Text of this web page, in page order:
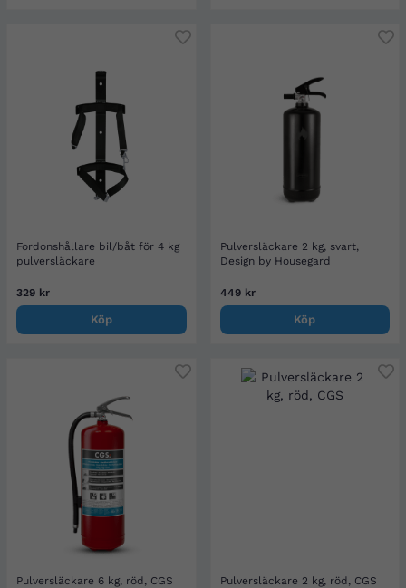
Fordonshållare bil/båt för 4 kg
pulversläckare
329 kr
Köp
Pulversläckare 2 kg, svart,
Design by Housegard
449 kr
Köp
Pulversläckare 6 kg, röd, CGS Pulversläckare 2 kg, röd, CGS